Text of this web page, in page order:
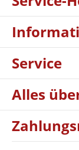
Service
Alles